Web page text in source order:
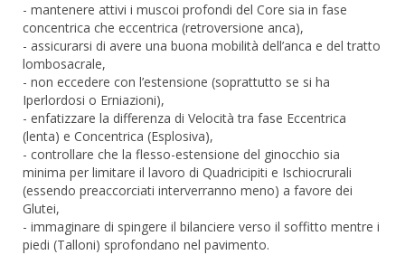
- mantenere attivi i muscoi profondi del Core sia in fase
concentrica che eccentrica (retroversione anca),
- assicurarsi di avere una buona mobilità dell’anca e del tratto
lombosacrale,
- non eccedere con l’estensione (soprattutto se si ha
Iperlordosi o Erniazioni),
- enfatizzare la differenza di Velocità tra fase Eccentrica
(lenta) e Concentrica (Esplosiva),
- controllare che la flesso-estensione del ginocchio sia
minima per limitare il lavoro di Quadricipiti e Ischiocrurali
(essendo preaccorciati interverranno meno) a favore dei
Glutei,
- immaginare di spingere il bilanciere verso il soffitto mentre i
piedi (Talloni) sprofondano nel pavimento.